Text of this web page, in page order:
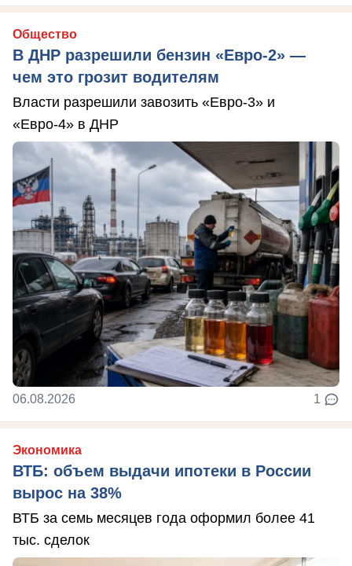
Общество
В ДНР разрешили бензин «Евро-2» —
чем это грозит водителям
Власти разрешили завозить «Евро-3» и
«Евро-4» в ДНР
06.08.2026 1
Экономика
ВТБ: объем выдачи ипотеки в России
вырос на 38%
ВТБ за семь месяцев года оформил более 41
тыс. сделок